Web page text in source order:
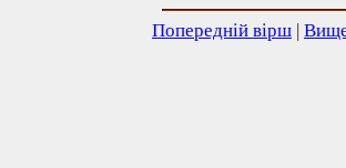
Попередній вірш |